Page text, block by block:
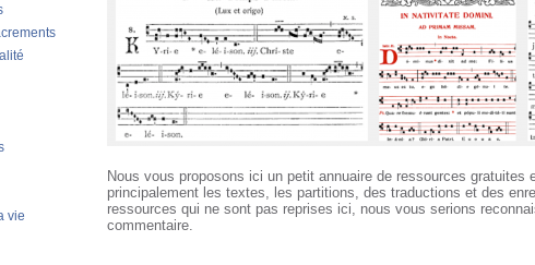
vie
Nous vous proposons ici un petit annuaire de ressources gratuites
principalement les textes, les partitions, des traductions et des
ressources qui ne sont pas reprises ici, nous vous serions
commentaire.